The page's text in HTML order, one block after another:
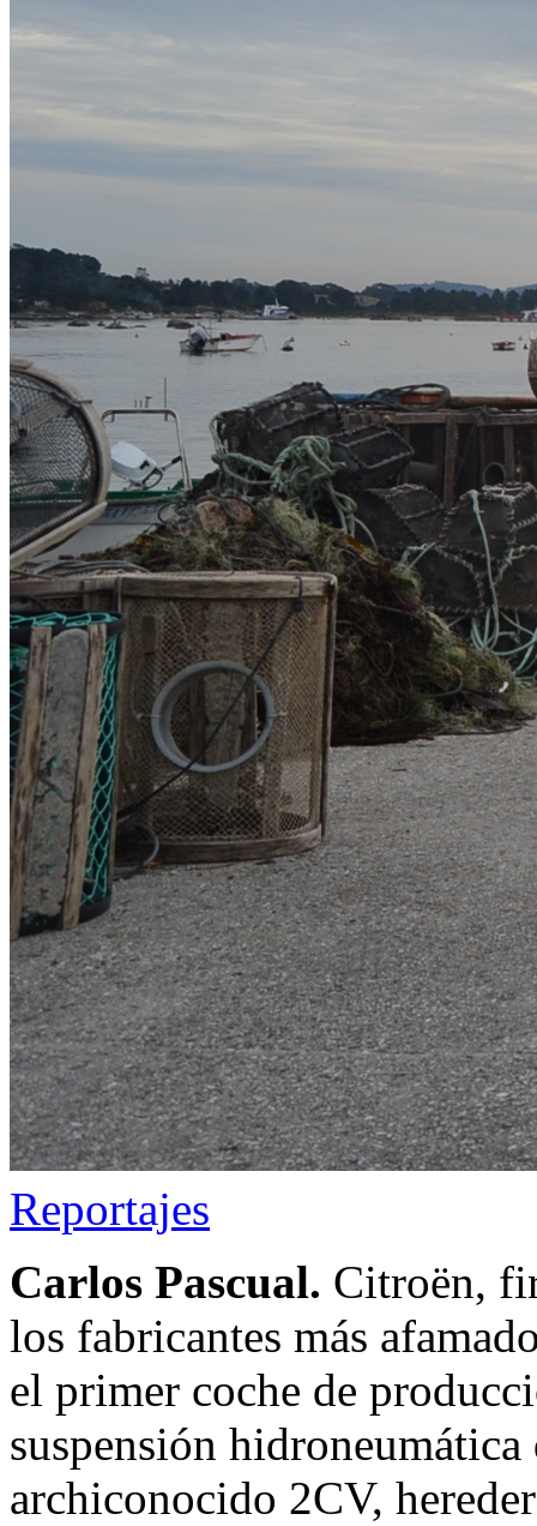
Reportajes
Carlos Pascual. Citroën,
los fabricantes más
el primer coche de
suspensión
archiconocido 2CV,